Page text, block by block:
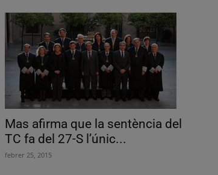
Mas afirma que la sentència del
TC fa del 27-S l’únic...
febrer 25, 2015